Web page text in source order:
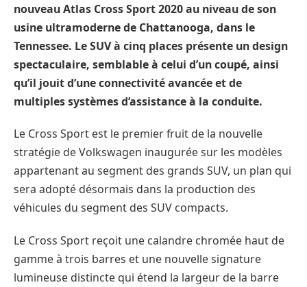
nouveau Atlas Cross Sport 2020 au niveau de son
usine ultramoderne de Chattanooga, dans le
Tennessee. Le SUV à cinq places présente un design
spectaculaire, semblable à celui d’un coupé, ainsi
qu’il jouit d’une connectivité avancée et de
multiples systèmes d’assistance à la conduite.
Le Cross Sport est le premier fruit de la nouvelle
stratégie de Volkswagen inaugurée sur les modèles
appartenant au segment des grands SUV, un plan qui
sera adopté désormais dans la production des
véhicules du segment des SUV compacts.
Le Cross Sport reçoit une calandre chromée haut de
gamme à trois barres et une nouvelle signature
lumineuse distincte qui étend la largeur de la barre